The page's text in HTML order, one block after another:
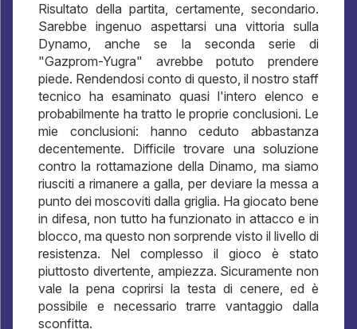
Risultato della partita, certamente, secondario.
Sarebbe ingenuo aspettarsi una vittoria sulla
Dynamo, anche se la seconda serie di
"Gazprom-Yugra" avrebbe potuto prendere
piede. Rendendosi conto di questo, il nostro staff
tecnico ha esaminato quasi l'intero elenco e
probabilmente ha tratto le proprie conclusioni. Le
mie conclusioni: hanno ceduto abbastanza
decentemente. Difficile trovare una soluzione
contro la rottamazione della Dinamo, ma siamo
riusciti a rimanere a galla, per deviare la messa a
punto dei moscoviti dalla griglia. Ha giocato bene
in difesa, non tutto ha funzionato in attacco e in
blocco, ma questo non sorprende visto il livello di
resistenza. Nel complesso il gioco è stato
piuttosto divertente, ampiezza. Sicuramente non
vale la pena coprirsi la testa di cenere, ed è
possibile e necessario trarre vantaggio dalla
sconfitta.